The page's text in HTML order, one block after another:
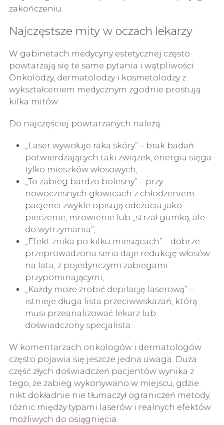
zakończeniu.
Najczęstsze mity w oczach lekarzy
W gabinetach medycyny estetycznej często
powtarzają się te same pytania i wątpliwości.
Onkolodzy, dermatolodzy i kosmetolodzy z
wykształceniem medycznym zgodnie prostują
kilka mitów.
Do najczęściej powtarzanych należą:
„Laser wywołuje raka skóry” – brak badań
potwierdzających taki związek, energia sięga
tylko mieszków włosowych,
„To zabieg bardzo bolesny” – przy
nowoczesnych głowicach z chłodzeniem
pacjenci zwykle opisują odczucia jako
pieczenie, mrowienie lub „strzał gumką, ale
do wytrzymania”,
„Efekt znika po kilku miesiącach” – dobrze
przeprowadzona seria daje redukcję włosów
na lata, z pojedynczymi zabiegami
przypominającymi,
„Każdy może zrobić depilację laserową” –
istnieje długa lista przeciwwskazań, którą
musi przeanalizować lekarz lub
doświadczony specjalista.
W komentarzach onkologów i dermatologów
często pojawia się jeszcze jedna uwaga. Duża
część złych doświadczeń pacjentów wynika z
tego, że zabieg wykonywano w miejscu, gdzie
nikt dokładnie nie tłumaczył ograniczeń metody,
różnic między typami laserów i realnych efektów
możliwych do osiągnięcia.